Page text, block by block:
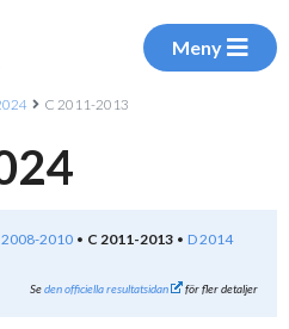
Meny
C 2011-2013
2010 C 2011-2013
D 2014
Seden officiella resultatsidan för fler detaljer